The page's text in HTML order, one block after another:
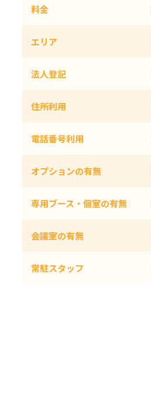
料金
エリア
法人登記
住所利用
電話番号利用
オプションの有無
専用ブース・個室の有無
会議室の有無
常駐スタッフ